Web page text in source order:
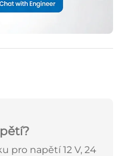
pro napětí 12 V, 24